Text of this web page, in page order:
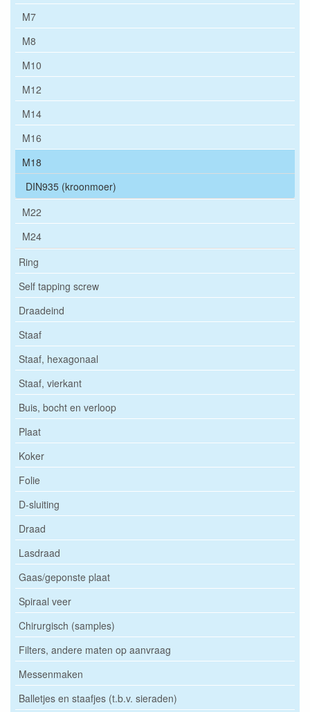
M7
M8
M10
M12
M14
M16
M18
DIN935 (kroonmoer)
M22
M24
Ring
Self tapping screw
Draadeind
Staaf
Staaf, hexagonaal
Staaf, vierkant
Buis, bocht en verloop
Plaat
Koker
Folie
D-sluiting
Draad
Lasdraad
Gaas/geponste plaat
Spiraal veer
Chirurgisch (samples)
Filters, andere maten op aanvraag
Messenmaken
Balletjes en staafjes (t.b.v. sieraden)